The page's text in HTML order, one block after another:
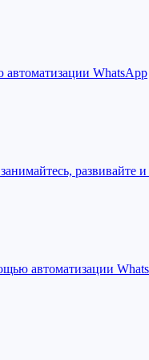
автоматизации WhatsApp
развивайте
автоматизации